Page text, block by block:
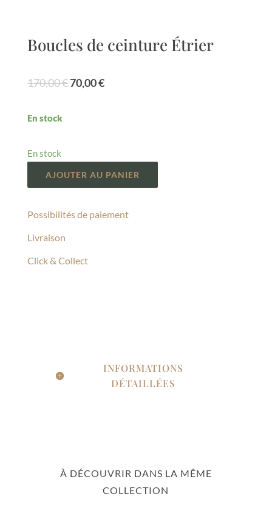
Boucles de ceinture Étrier
170,00€Le
70,00€Le
En stock
En stock
AJOUTER AU PANIER
Possibilités de paiement
Livraison
Click & Collect
INFORMATIONS
DÉTAILLÉES
À DÉCOUVRIR DANS LA MÊME
COLLECTION